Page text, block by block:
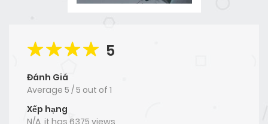
5
Đánh Giá
Average 5 /5 out of 1
Xếp hạng
N/A, it has 6375 views